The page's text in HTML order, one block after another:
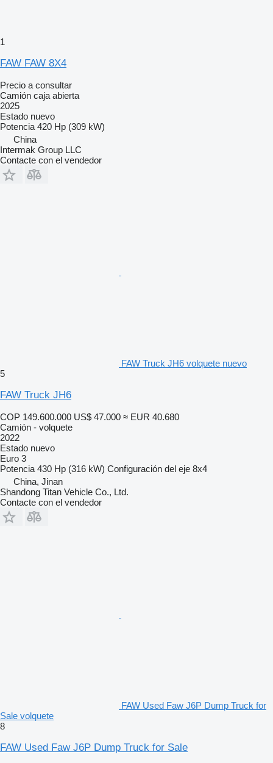
1
FAW FAW 8X4
Precio a consultar
Camión caja abierta
2025
Estado nuevo
Potencia 420 Hp (309 kW)
China
Intermak Group LLC
Contacte con el vendedor
FAW Truck JH6 volquete nuevo
5
FAW Truck JH6
COP 149.600.000 US$ 47.000 ≈ EUR 40.680
Camión - volquete
2022
Estado nuevo
Euro 3
Potencia 430 Hp (316 kW) Configuración del eje 8x4
China, Jinan
Shandong Titan Vehicle Co., Ltd.
Contacte con el vendedor
FAW Used Faw J6P Dump Truck for
Sale volquete
8
FAW Used Faw J6P Dump Truck for Sale